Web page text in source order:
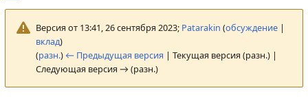
Версия от 13:41, 26 сентября 2023; Patarakin (обсуждение|
вклад)
(разн.) ← Предыдущая версия | Текущая версия (разн.) |
Следующая версия → (разн.)